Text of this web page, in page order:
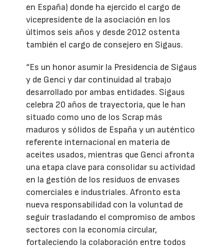
en España) donde ha ejercido el cargo de
vicepresidente de la asociación en los
últimos seis años y desde 2012 ostenta
también el cargo de consejero en Sigaus.
“Es un honor asumir la Presidencia de Sigaus
y de Genci y dar continuidad al trabajo
desarrollado por ambas entidades. Sigaus
celebra 20 años de trayectoria, que le han
situado como uno de los Scrap más
maduros y sólidos de España y un auténtico
referente internacional en materia de
aceites usados, mientras que Genci afronta
una etapa clave para consolidar su actividad
en la gestión de los residuos de envases
comerciales e industriales. Afronto esta
nueva responsabilidad con la voluntad de
seguir trasladando el compromiso de ambos
sectores con la economía circular,
fortaleciendo la colaboración entre todos